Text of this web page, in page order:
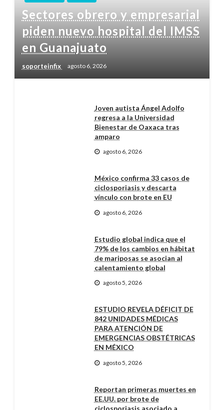
Sectores obrero y empresarial
piden nuevo hospital del IMSS
en Guanajuato
soporteinfix agosto 6, 2026
Joven autista Ángel Adolfo
regresa a la Universidad
Bienestar de Oaxaca tras
amparo
agosto 6, 2026
México confirma 33 casos de
ciclosporiasis y descarta
vínculo con brote en EU
agosto 6, 2026
Estudio global indica que el
79% de los cambios en hábitat
de mariposas se asocian al
calentamiento global
agosto 5, 2026
ESTUDIO REVELA DÉFICIT DE
842 UNIDADES MÉDICAS
PARA ATENCIÓN DE
EMERGENCIAS OBSTÉTRICAS
EN MÉXICO
agosto 5, 2026
Reportan primeras muertes en
EE.UU. por brote de
ciclosporiasis asociado a